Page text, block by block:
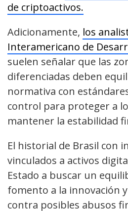
de criptoactivos.
Adicionamente, los
Interamericano de
suelen señalar que las
diferenciadas deben
normativa con
control para proteger a
mantener la estabilidad
El historial de Brasil con
vinculados a activos
Estado a buscar un
fomento a la innovación
contra posibles abusos